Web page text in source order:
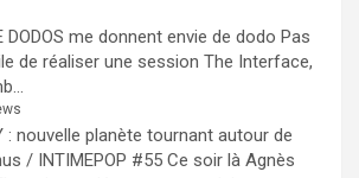
DODOS me donnent envie de dodo Pas
de réaliser une session The Interface,
: nouvelle planète tournant autour de
/ INTIMEPOP #55 Ce soir là Agnès